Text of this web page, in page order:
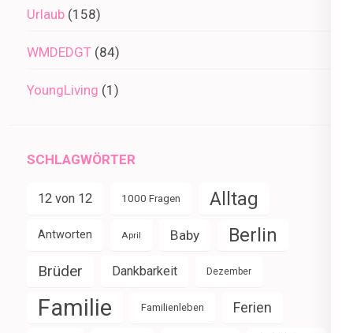
Urlaub (158)
WMDEDGT (84)
YoungLiving (1)
SCHLAGWÖRTER
12 von 12 1000 Fragen Alltag
Antworten April Baby Berlin
Brüder Dankbarkeit Dezember
Familie Familienleben Ferien